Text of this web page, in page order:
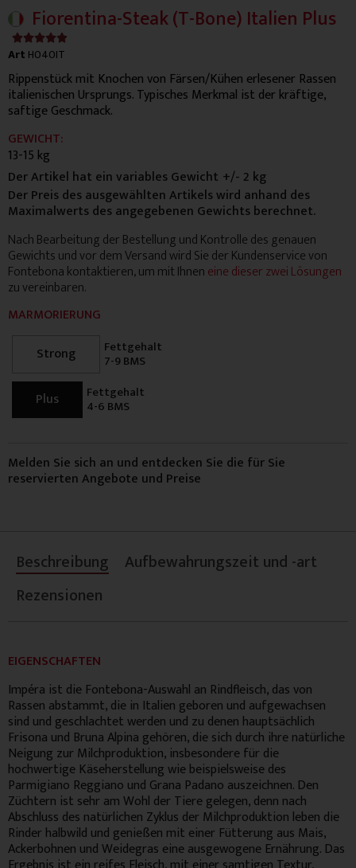
Fiorentina-Steak (T-Bone) Italien Plus

Art H040IT
Rippenstück mit Knochen von Färsen/Kühen erlesener Rassen
italienischen Ursprungs. Typisches Merkmal ist der kräftige,
saftige Geschmack.
GEWICHT:
13-15 kg
Der Artikel hat ein variables Gewicht +/- 2 kg
Der Preis des ausgewählten Artikels wird anhand des
Maximalwerts des angegebenen Gewichts berechnet.
Nach Bearbeitung der Bestellung und Kontrolle des genauen
Gewichts und vor dem Versand wird Sie der Kundenservice von
Fontebona kontaktieren, um mit Ihneneine dieser zwei Lösungen
zu vereinbaren.
MARMORIERUNG
Strong
Fettgehalt
7-9 BMS
Plus Fettgehalt
4-6 BMS
Melden Sie sich an und entdecken Sie die für Sie
reservierten Angebote und Preise
Beschreibung
Aufbewahrungszeit und -art
Rezensionen
EIGENSCHAFTEN
Impéra ist die Fontebona-Auswahl an Rindfleisch, das von
Rassen abstammt, die in Italien geboren und aufgewachsen
sind und geschlachtet werden und zu denen hauptsächlich
Frisona und Bruna Alpina gehören, die sich durch ihre natürliche
Neigung zur Milchproduktion, insbesondere für die
hochwertige Käseherstellung wie beispielsweise des
Parmigiano Reggiano und Grana Padano auszeichnen. Den
Züchtern ist sehr am Wohl der Tiere gelegen, denn nach
Abschluss des natürlichen Zyklus der Milchproduktion leben die
Rinder halbwild und genießen mit einer Fütterung aus Mais,
Ackerbohnen und Weidegras eine ausgewogene Ernährung. Das